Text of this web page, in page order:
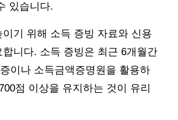
있습니다.
기 위해 소득 증빙 자료와 신용
니다. 소득 증빙은 최근 6개월간
이나 소득금액증명원을 활용하
점 이상을 유지하는 것이 유리